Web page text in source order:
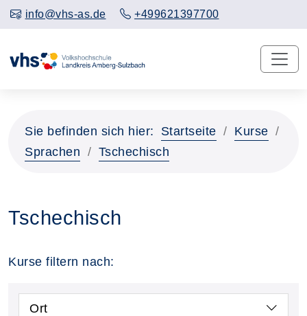
info@vhs-as.de +499621397700
Sie befinden sich hier: Startseite
Kurse
Sprachen
Tschechisch
Tschechisch
Kurse filtern nach:
Ort